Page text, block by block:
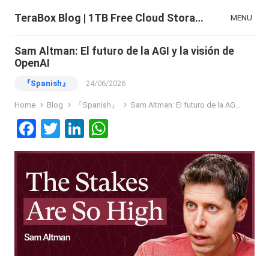
TeraBox Blog | 1TB Free Cloud Storage & All-in-One AI Space MENU
Sam Altman: El futuro de la AGI y la visión de
OpenAI
『Spanish』 24/06/2026
Home Blog 『Spanish』 Sam Altman: El futuro de la AGI y la visión de OpenAI
F
a
ce
b
o
o
k
T
wi
tt
er
Li
n
ke
dI
n
h
at
s
A
p
p